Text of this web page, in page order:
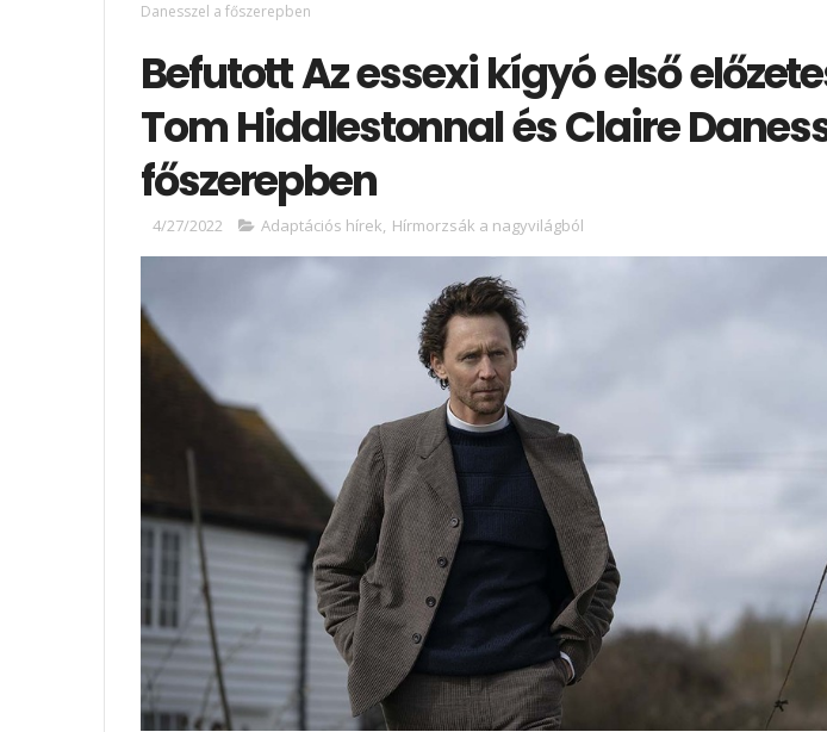
Danesszel a főszerepben
Befutott Az essexi kígyó első
Tom Hiddlestonnal és Claire
főszerepben
4/27/2022 Adaptációs hírek, Hírmorzsák a nagyvilágból